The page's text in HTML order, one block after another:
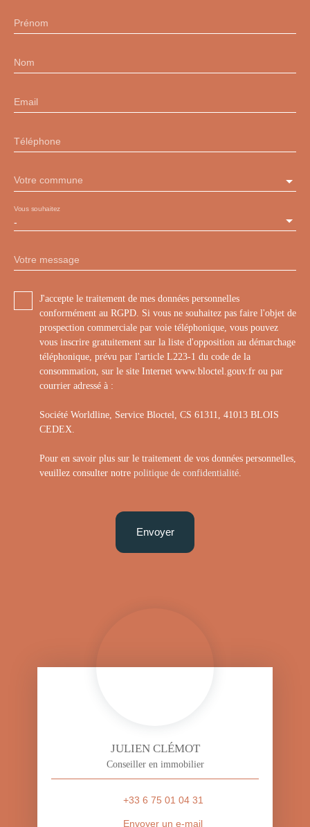
Prénom
Nom
Email
Téléphone
Votre commune
-
Vous souhaitez
Votre message
J'accepte le traitement de mes données personnelles
conformément au RGPD. Si vous ne souhaitez pas faire l'objet de
prospection commerciale par voie téléphonique, vous pouvez
vous inscrire gratuitement sur la liste d'opposition au démarchage
téléphonique, prévu par l'article L223-1 du code de la
consommation, sur le site Internet www.bloctel.gouv.fr ou par
courrier adressé à :
Société Worldline, Service Bloctel, CS 61311, 41013 BLOIS
CEDEX.
Pour en savoir plus sur le traitement de vos données personnelles,
veuillez consulter notre politique de confidentialité
Envoyer
JULIEN CLÉMOT
Conseiller en immobilier
+33 6 75 01 04 31
Envoyer un e-mail